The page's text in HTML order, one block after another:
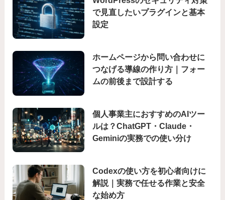
で見直したいプラグインと基本
設定
ホームページから問い合わせに
つなげる導線の作り方｜フォー
ムの前後まで設計する
個人事業主におすすめのAIツー
ルは？ChatGPT・Claude・
Geminiの実務での使い分け
Codexの使い方を初心者向けに
解説｜実務で任せる作業と安全
な始め方